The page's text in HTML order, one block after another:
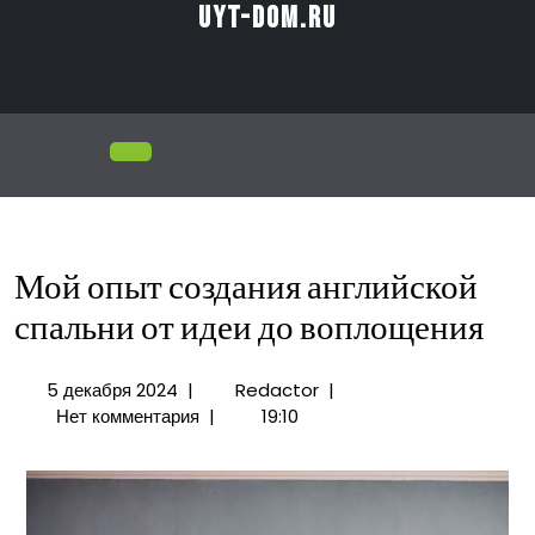
uyt-dom.ru
Мой опыт создания английской
спальни от идеи до воплощения
5 декабря 20245
декабря
| RedactorМой
английской
|
Нет комментария | 19:10